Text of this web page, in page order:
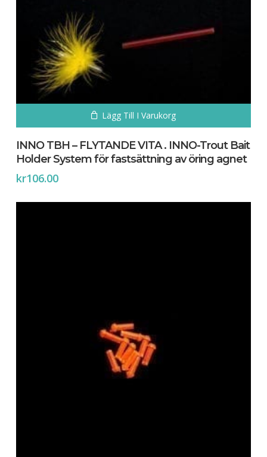
Inga produkter i varukorgen.
Lägg Till I Varukorg
INNO TBH – FLYTANDE VITA . INNO-Trout Bait
Holder System för fastsättning av öring agnet
kr106.00